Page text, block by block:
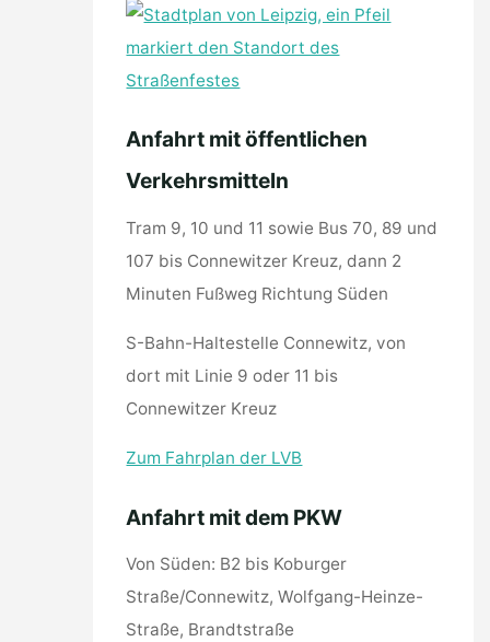
Anfahrt mit öffentlichen
Verkehrsmitteln
Tram 9, 10 und 11 sowie Bus 70, 89 und
107 bis Connewitzer Kreuz, dann 2
Minuten Fußweg Richtung Süden
S-Bahn-Haltestelle Connewitz, von
dort mit Linie 9 oder 11 bis
Connewitzer Kreuz
Zum Fahrplan der LVB
Anfahrt mit dem PKW
Von Süden: B2 bis Koburger
Straße/Connewitz, Wolfgang-Heinze-
Straße, Brandtstraße